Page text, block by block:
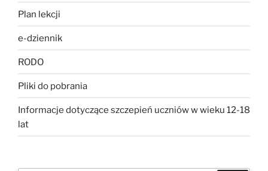
Plan lekcji
e-dziennik
RODO
Pliki do pobrania
Informacje dotyczące szczepień uczniów w wieku 12-18
lat